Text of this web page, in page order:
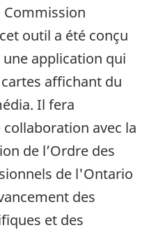
Commission
outil a été conçu
une application qui
affichant du
Il fera
collaboration avec la
de l’Ordre des
de l'Ontario
des
et des